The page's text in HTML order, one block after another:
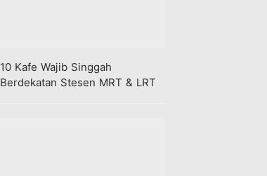
10 Kafe Wajib Singgah
Berdekatan Stesen MRT & LRT